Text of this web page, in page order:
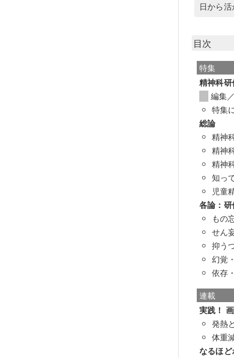
日から
目次
特集
精神科
編集
特集
総論
精神
精神
精神
知っ
児童
各論：
もの
せん
抑う
幻覚
依存
連載
実践！
発熱
体重
なるほ